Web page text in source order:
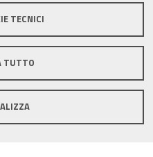
TECNICI
TUTTO
privacy
Social media policy